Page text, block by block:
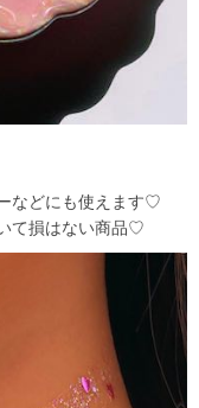
などにも使えます♡
て損はない商品♡